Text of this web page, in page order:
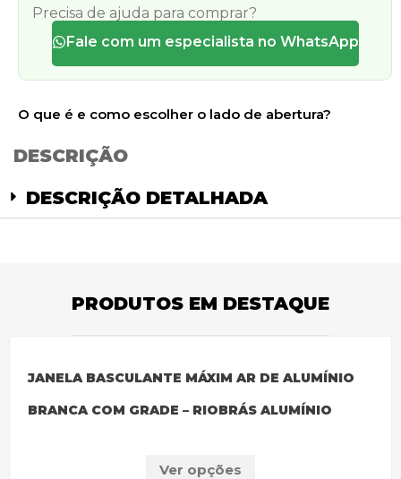
Precisa de ajuda para comprar?
Fale com um especialista no WhatsApp
O que é e como escolher o lado de abertura?
DESCRIÇÃO
DESCRIÇÃO DETALHADA
PRODUTOS EM DESTAQUE
JANELA BASCULANTE MÁXIM AR DE ALUMÍNIO
BRANCA COM GRADE – RIOBRÁS ALUMÍNIO
Ver opções